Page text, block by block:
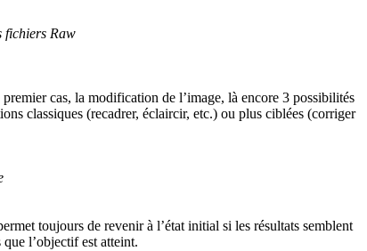
fichiers Raw
cas, la modification de l’image, là encore 3 possibilités
classiques (recadrer, éclaircir, etc.) ou plus ciblées (corriger
toujours de revenir à l’état initial si les résultats semblent
l’objectif est atteint.